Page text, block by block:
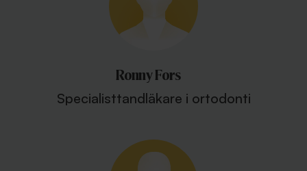
Ronny Fors
Specialisttandläkare i ortodonti